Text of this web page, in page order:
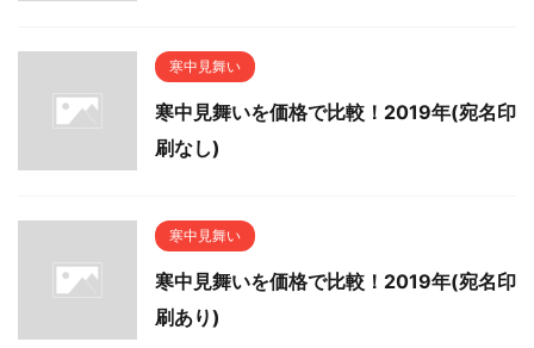
寒中見舞い
寒中見舞いを価格で比較！2019年(宛名印
刷なし)
寒中見舞い
寒中見舞いを価格で比較！2019年(宛名印
刷あり)